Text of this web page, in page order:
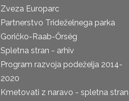
Zveza Europarc
Partnerstvo Trideželnega parka
Goričko-Raab-Őrség
Spletna stran - arhiv
Program razvoja podeželja 2014-
2020
Kmetovati z naravo - spletna stran